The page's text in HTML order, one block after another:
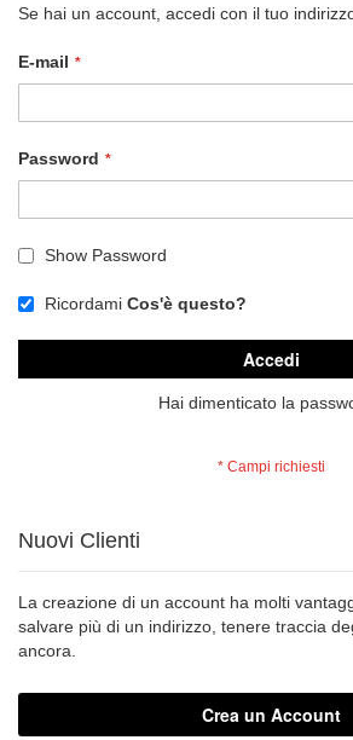
Se hai un account, accedi con il tuo
E-mail
Password
Show Password
Ricordami Cos'è questo?
Accedi
Hai dimenticato la
Nuovi Clienti
La creazione di un account ha molti
salvare più di un indirizzo, tenere traccia
ancora.
Crea un Account